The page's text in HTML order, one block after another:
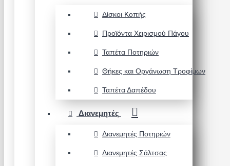
Δίσκοι Κοπής
Προϊόντα Χειρισμού Πάγου
Ταπέτα Ποτηριών
Θήκες και Οργάνωση Τροφίμων
Ταπέτα Δαπέδου
Διανεμητές
Διανεμητές Ποτηριών
Διανεμητές Σάλτσας